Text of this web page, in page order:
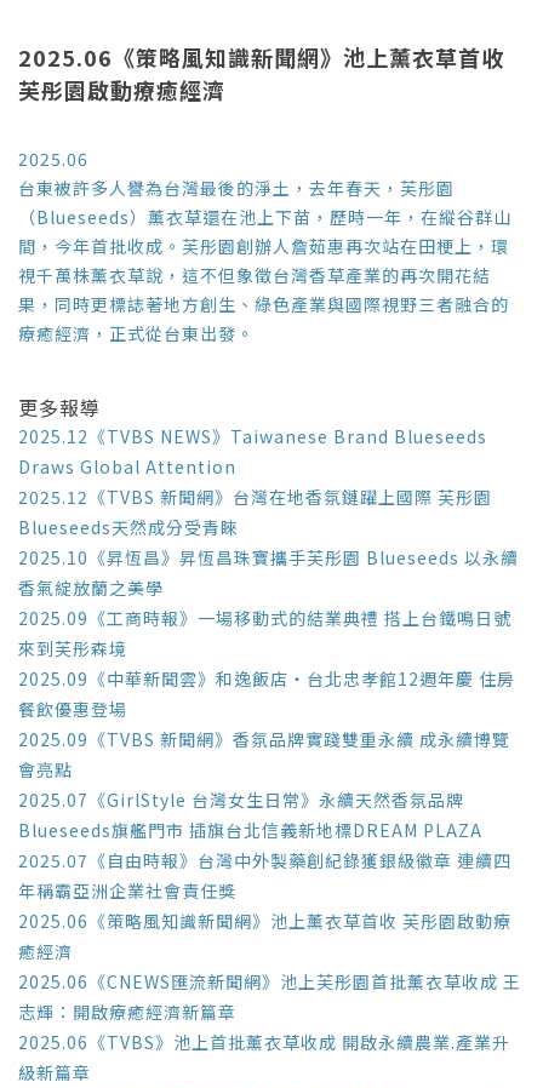
2025.06《策略風知識新聞網》池上薰衣草首收
芙彤園啟動療癒經濟
2025.06
台東被許多人譽為台灣最後的淨土，去年春天，芙彤園
（Blueseeds）薰衣草還在池上下苗，歷時一年，在縱谷群山
間，今年首批收成。芙彤園創辦人詹茹惠再次站在田梗上，環
視千萬株薰衣草說，這不但象徵台灣香草產業的再次開花結
果，同時更標誌著地方創生、綠色產業與國際視野三者融合的
療癒經濟，正式從台東出發。
更多報導
2025.12《TVBS NEWS》Taiwanese Brand Blueseeds
Draws Global Attention
2025.12《TVBS 新聞網》台灣在地香氛鏈躍上國際 芙彤園
Blueseeds天然成分受青睞
2025.10《昇恆昌》昇恆昌珠寶攜手芙彤園 Blueseeds 以永續
香氣綻放蘭之美學
2025.09《工商時報》一場移動式的結業典禮 搭上台鐵鳴日號
來到芙彤森境
2025.09《中華新聞雲》和逸飯店‧台北忠孝館12週年慶 住房
餐飲優惠登場
2025.09《TVBS 新聞網》香氛品牌實踐雙重永續 成永續博覽
會亮點
2025.07《GirlStyle 台灣女生日常》永續天然香氛品牌
Blueseeds旗艦門市 插旗台北信義新地標DREAM PLAZA
2025.07《自由時報》台灣中外製藥創紀錄獲銀級徽章 連續四
年稱霸亞洲企業社會責任獎
2025.06《策略風知識新聞網》池上薰衣草首收 芙彤園啟動療
癒經濟
2025.06《CNEWS匯流新聞網》池上芙彤園首批薰衣草收成 王
志輝：開啟療癒經濟新篇章
2025.06《TVBS》池上首批薰衣草收成 開啟永續農業.產業升
級新篇章